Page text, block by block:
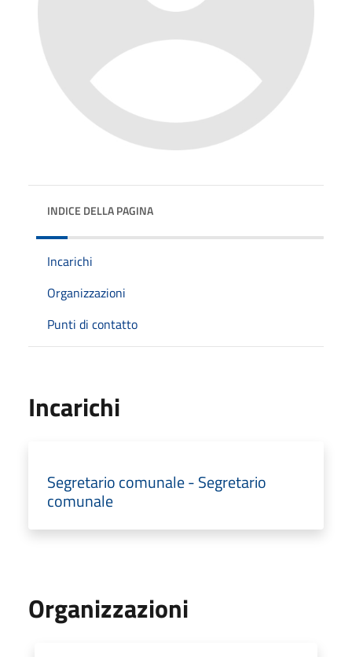
INDICE DELLA PAGINA
Incarichi
Organizzazioni
Punti di contatto
Incarichi
Segretario comunale - Segretario
comunale
Organizzazioni